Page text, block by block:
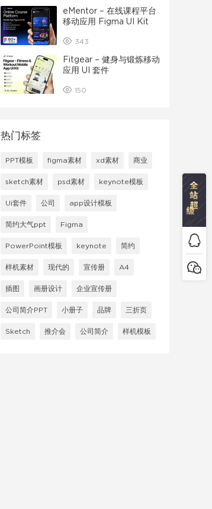
eMentor – 在线课程平台
移动应用 Figma UI Kit
343
Fitgear – 健身与锻炼移动
应用 UI 套件
150
热门标签
PPT模板 figma素材 xd素材 商业
sketch素材 psd素材 keynote模板
Ui套件 公司 app设计模板
简约大气ppt Figma
PowerPoint模板 keynote 简约
样机素材 现代的 宣传册 A4
插图 画册设计 企业宣传册
公司简介PPT 小册子 品牌 三折页
Sketch 推介会 公司简介 样机模板